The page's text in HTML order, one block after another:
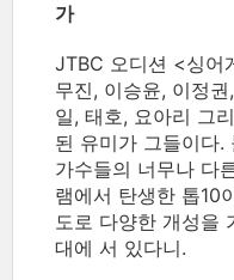
가
JTBC 오디션 <싱어
무진, 이승윤, 이정
일, 태호, 요아리 그
된 유미가 그들이다.
가수들의 너무나 다
램에서 탄생한 톱10
도로 다양한 개성을
대에 서 있다니.